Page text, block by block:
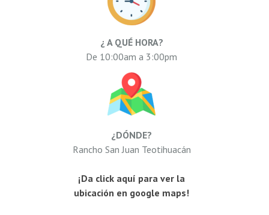
¿ A QUÉ HORA?
De 10:00am a 3:00pm
¿DÓNDE?
Rancho San Juan Teotihuacán
¡Da click aquí para ver la
ubicación en google maps!